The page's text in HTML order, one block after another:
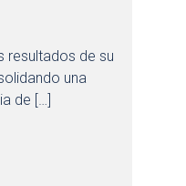
resultados de su
una
de […]